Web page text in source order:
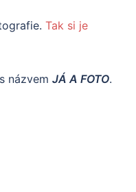
Tak si je
názvem JÁ A FOTO.